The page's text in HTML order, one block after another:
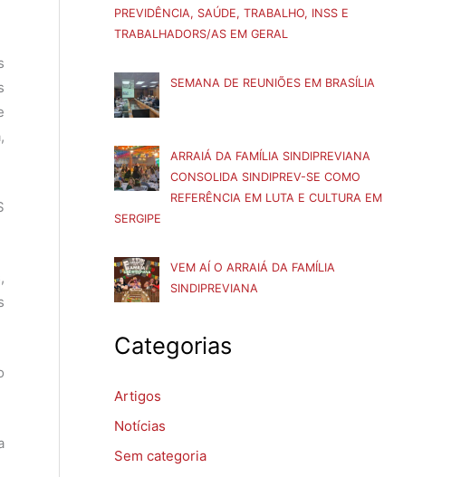
PREVIDÊNCIA, SAÚDE, TRABALHO, INSS E
TRABALHADORS/AS EM GERAL
SEMANA DE REUNIÕES EM BRASÍLIA
ARRAIÁ DA FAMÍLIA SINDIPREVIANA
CONSOLIDA SINDIPREV-SE COMO
REFERÊNCIA EM LUTA E CULTURA EM
SERGIPE
VEM AÍ O ARRAIÁ DA FAMÍLIA
SINDIPREVIANA
Categorias
Artigos
Notícias
Sem categoria